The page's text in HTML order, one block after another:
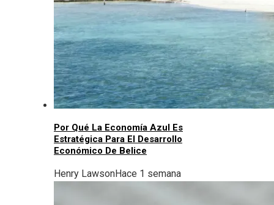
Por Qué La Economía Azul Es
Estratégica Para El Desarrollo
Económico De Belice
Henry LawsonHace 1 semana